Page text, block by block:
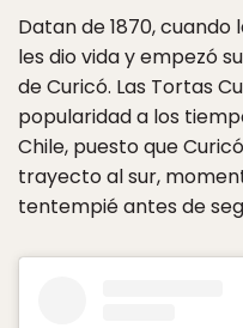
Datan de 1870,
les dio vida y empezó
de Curicó. Las Tortas
popularidad a los
Chile, puesto que
trayecto al sur,
tentempié antes de